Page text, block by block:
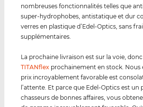
nombreuses fonctionnalités telles que
super-hydrophobes, antistatique et dur
verres en plastique d’Edel-Optics, sans
supplémentaires.
La prochaine livraison est sur la voie,
TITANflex prochainement en stock. Nous
prix incroyablement favorable est
l’attente. Et parce que Edel-Optics est un
chasseurs de bonnes affaires, vous